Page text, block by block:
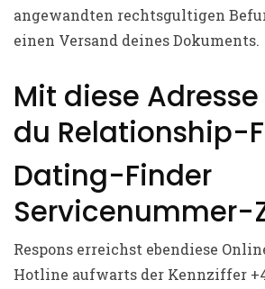
angewandten rechtsgultigen
einen Versand deines Dokuments.
Mit diese
du Relationship-
Dating-Finder
Servicenummer-
Respons erreichst ebendiese
Hotline aufwarts der Kennziffer